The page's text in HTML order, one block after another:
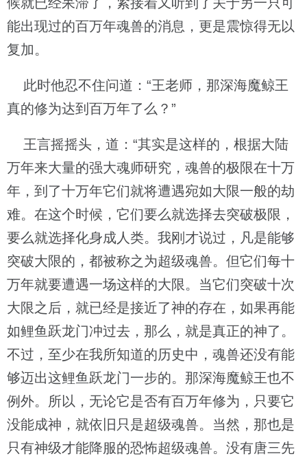
能出现过的百万年魂兽的消息，更是震惊得无以
复加。
此时他忍不住问道：“王老师，那深海魔鲸王
真的修为达到百万年了么？”
王言摇摇头，道：“其实是这样的，根据大陆
万年来大量的强大魂师研究，魂兽的极限在十万
年，到了十万年它们就将遭遇宛如大限一般的劫
难。在这个时候，它们要么就选择去突破极限，
要么就选择化身成人类。我刚才说过，凡是能够
突破大限的，都被称之为超级魂兽。但它们每十
万年就要遭遇一场这样的大限。当它们突破十次
大限之后，就已经是接近了神的存在，如果再能
如鲤鱼跃龙门冲过去，那么，就是真正的神了。
不过，至少在我所知道的历史中，魂兽还没有能
够迈出这鲤鱼跃龙门一步的。那深海魔鲸王也不
例外。所以，无论它是否有百万年修为，只要它
没能成神，就依旧只是超级魂兽。当然，那也是
只有神级才能降服的恐怖超级魂兽。没有唐三先